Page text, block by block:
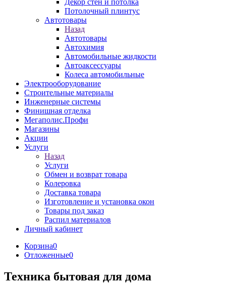
Декор стен и потолка
Потолочный плинтус
Автотовары
Назад
Автотовары
Автохимия
Автомобильные жидкости
Автоаксессуары
Колеса автомобильные
Электрооборудование
Строительные материалы
Инженерные системы
Финишная отделка
Мегаполис.Профи
Магазины
Акции
Услуги
Назад
Услуги
Обмен и возврат товара
Колеровка
Доставка товара
Изготовление и установка окон
Товары под заказ
Распил материалов
Личный кабинет
Корзина0
Отложенные0
Техника бытовая для дома